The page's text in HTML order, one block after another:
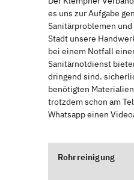
es uns zur Aufgabe
Sanitärproblemen
Stadt unsere
bei einem Notfall
Sanitärnotdienst
dringend sind.
benötigten
trotzdem schon am
Whatsapp einen
Rohrreinigung